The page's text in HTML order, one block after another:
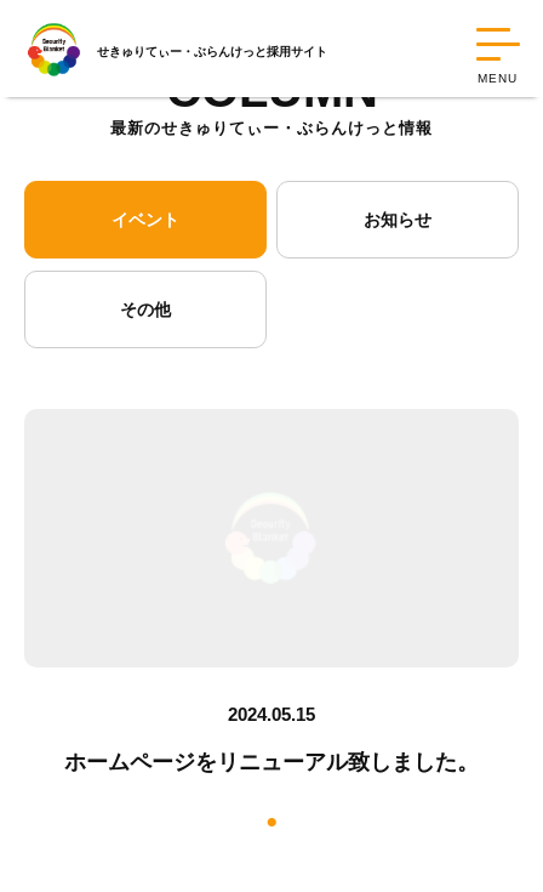
せきゅりてぃー・ぶらんけっと採用サイト
MENU
COLUMN
最新のせきゅりてぃー・ぶらんけっと情報
イベント お知らせ
その他
2024.05.15
ホームページをリニューアル致しました。
2024.05.15
ホームページをリニューアル致しました。
2024.05.15
ホームページをリニューアル致しました。